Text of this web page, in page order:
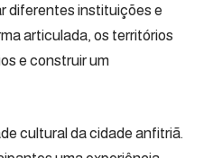
diferentes instituições e
articulada, os territórios
e construir um
cultural da cidade anfitriã.